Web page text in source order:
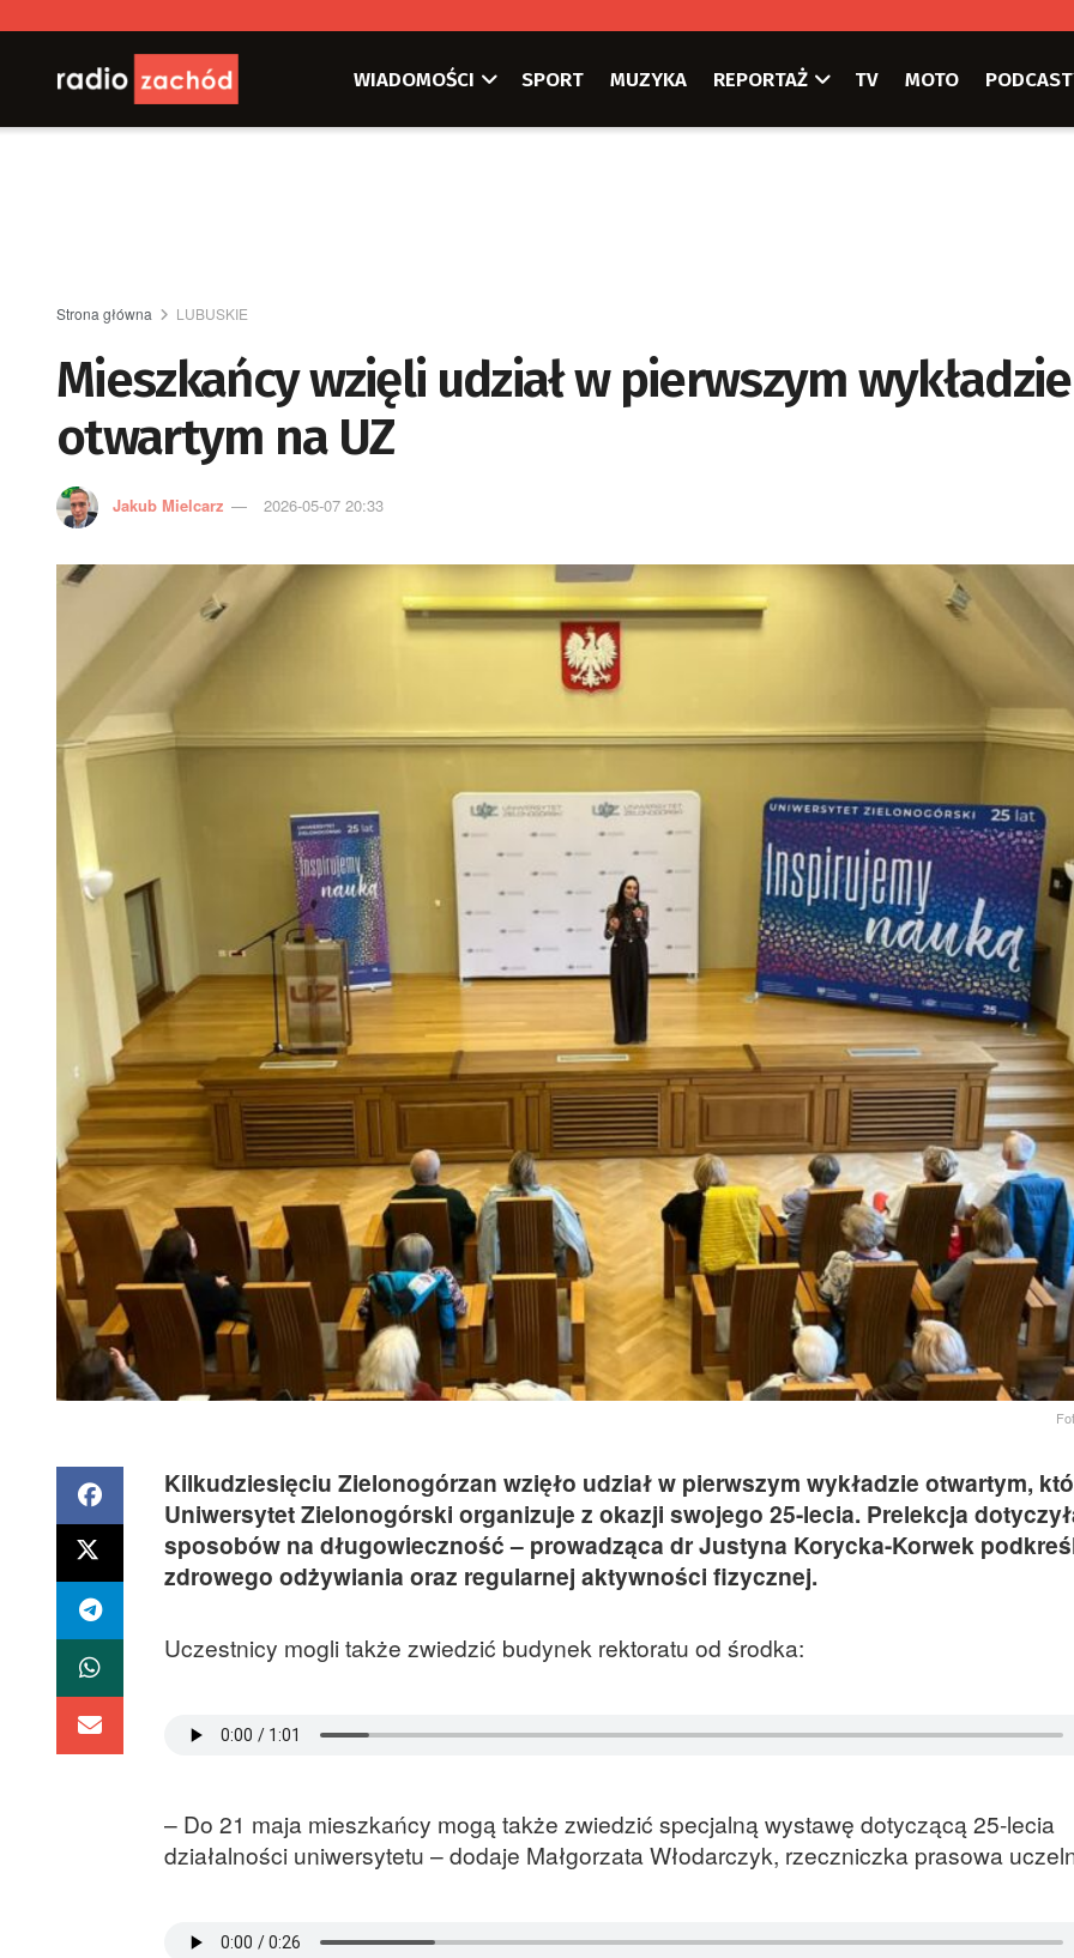
WIADOMOŚCI SPORT MUZYKA REPORTAŻ TV MOTO
Strona główna LUBUSKIE
Mieszkańcy wzięli udział w pierwszym wykładzie
otwartym na UZ
Jakub Mielcarz 2026-05-07 20:33
Kilkudziesięciu Zielonogórzan wzięło udział w pierwszym wykładzie otwartym,
Uniwersytet Zielonogórski organizuje z okazji swojego 25-lecia. Prelekcja
sposobów na długowieczność – prowadząca dr Justyna Korycka-Korwek
zdrowego odżywiania oraz regularnej aktywności fizycznej.
Uczestnicy mogli także zwiedzić budynek rektoratu od środka:
– Do 21 maja mieszkańcy mogą także zwiedzić specjalną wystawę dotyczącą 25-lecia
działalności uniwersytetu – dodaje Małgorzata Włodarczyk, rzeczniczka prasowa